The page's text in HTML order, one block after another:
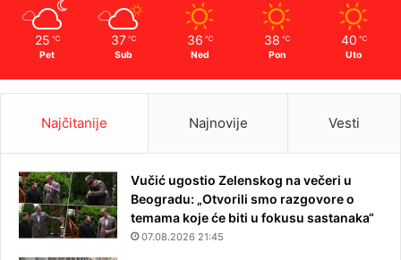
25 ℃
Pet
37 ℃
Sub
36 ℃
Ned
38 ℃
Pon
40 ℃
Uto
Najčitanije Najnovije Vesti
Vučić ugostio Zelenskog na večeri u
Beogradu: „Otvorili smo razgovore o
temama koje će biti u fokusu sastanaka“
07.08.2026 21:45